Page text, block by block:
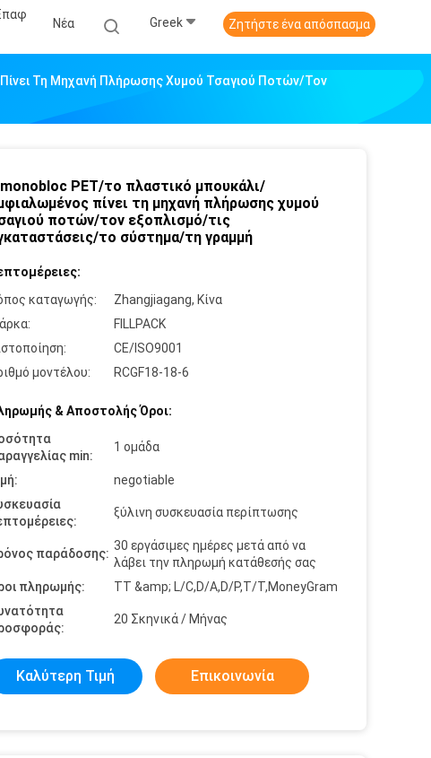
Νέα Greek Ζητήστε ένα απόσπασμα
Τη Μηχανή Πλήρωσης Χυμού Τσαγιού Ποτών/τον
PET/το πλαστικό μπουκάλι/
πίνει τη μηχανή πλήρωσης χυμού
ποτών/τον εξοπλισμό/τις
το σύστημα/τη γραμμή
καταγωγής:
Zhangjiagang, Κίνα
FILLPACK
CE/ISO9001
μοντέλου:
RCGF18-18-6
& Αποστολής Όροι:
min:
1 ομάδα
negotiable
ξύλινη συσκευασία περίπτωσης
παράδοσης:
30 εργάσιμες ημέρες μετά από να
λάβει την πληρωμή κατάθεσής σας
πληρωμής:
TT &amp; L/C,D/A,D/P,T/T,MoneyGram
20 Σκηνικά / Μήνας
Καλύτερη Τιμή Επικοινωνία